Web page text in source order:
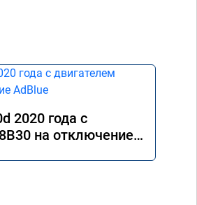
2020 года с
на отключение